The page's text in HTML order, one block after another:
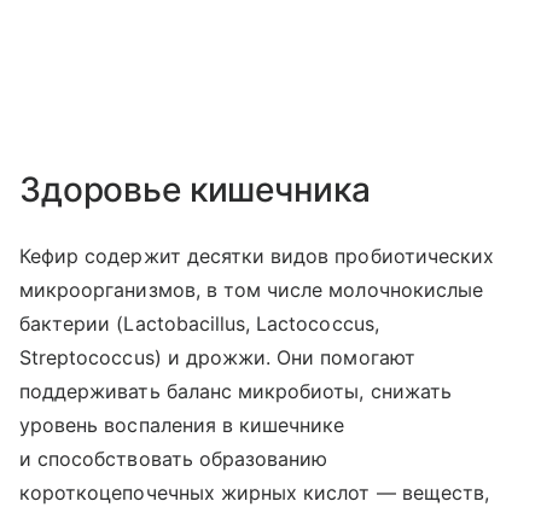
Здоровье кишечника
Кефир содержит десятки видов пробиотических
микроорганизмов, в том числе молочнокислые
бактерии (Lactobacillus, Lactococcus,
Streptococcus) и дрожжи. Они помогают
поддерживать баланс микробиоты, снижать
уровень воспаления в кишечнике
и способствовать образованию
короткоцепочечных жирных кислот — веществ,